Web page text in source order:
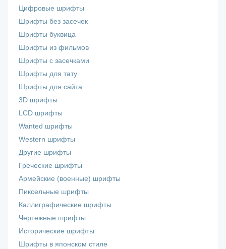
Цифровые шрифты
Шрифты без засечек
Шрифты буквица
Шрифты из фильмов
Шрифты с засечками
Шрифты для тату
Шрифты для сайта
3D шрифты
LCD шрифты
Wanted шрифты
Western шрифты
Другие шрифты
Греческие шрифты
Армейские (военные) шрифты
Пиксельные шрифты
Каллиграфические шрифты
Чертежные шрифты
Исторические шрифты
Шрифты в японском стиле